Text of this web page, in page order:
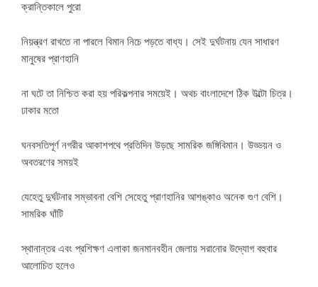
ক্রান্তিকালে পুরো
নিয়ন্ত্রণ রাখতে না পারলে বিমান নিচে পড়তে বাধ্য। সেই দুর্ঘটনায় যেন সাধারণ
মানুষের প্রাণহানি
না ঘটে তা নিশ্চিত করা হয় পরিকল্পনার সময়েই। অথচ বাংলাদেশে ঠিক উল্টো চিত্র।
ঢাকার মতো
ঘনবসতিপূর্ণ নগরীর আকাশপথে প্রতিদিন উড়ছে সামরিক জঙ্গিবিমান। উড্ডয়ন ও
অবতরণের সময়ই
যেহেতু দুর্ঘটনার সম্ভাবনা বেশি সেহেতু প্রাণহানির আশঙ্কাও অনেক গুণ বেশি।
সামরিক ঘাঁটি
স্থানান্তর এবং প্রশিক্ষণ এলাকা জনমানবহীন জেলায় সরানোর উদ্যোগ বহুবার
আলোচিত হলেও